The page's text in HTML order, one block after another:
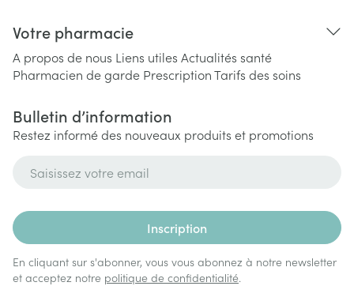
Votre pharmacie
A propos de nous Liens utiles Actualités santé
Pharmacien de garde PrescriptionTarifs des soins
Bulletin d’information
Restez informé des nouveaux produits et promotions
Inscription
En cliquant sur s'abonner, vous vous abonnez à notre newsletter
et acceptez notre politique de confidentialité.